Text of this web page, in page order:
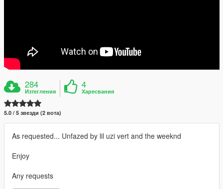
284
Изтегления
4
Харесвания
5.0 / 5 звезди (2 вота)
As requested... Unfazed by lil uzi vert and the weeknd
Enjoy
Any requests